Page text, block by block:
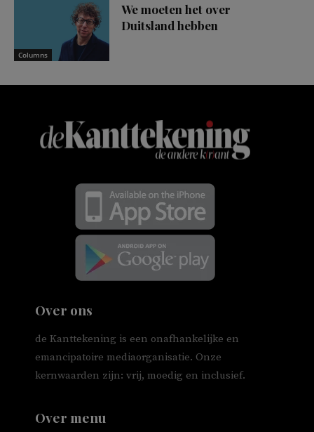
Columns
We moeten het over
Duitsland hebben
Over ons
de Kanttekening is een onafhankelijke en
emancipatoire mediaorganisatie. Onze
kernwaarden zijn: vrij, moedig en inclusief.
Over menu